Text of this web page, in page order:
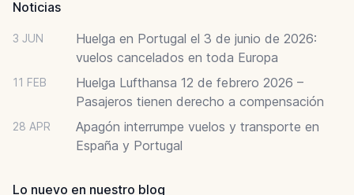
Noticias
3 JUN
Huelga en Portugal el 3 de junio de 2026:
vuelos cancelados en toda Europa
11 FEB
Huelga Lufthansa 12 de febrero 2026 –
Pasajeros tienen derecho a compensación
28 APR
Apagón interrumpe vuelos y transporte en
España y Portugal
Lo nuevo en nuestro blog